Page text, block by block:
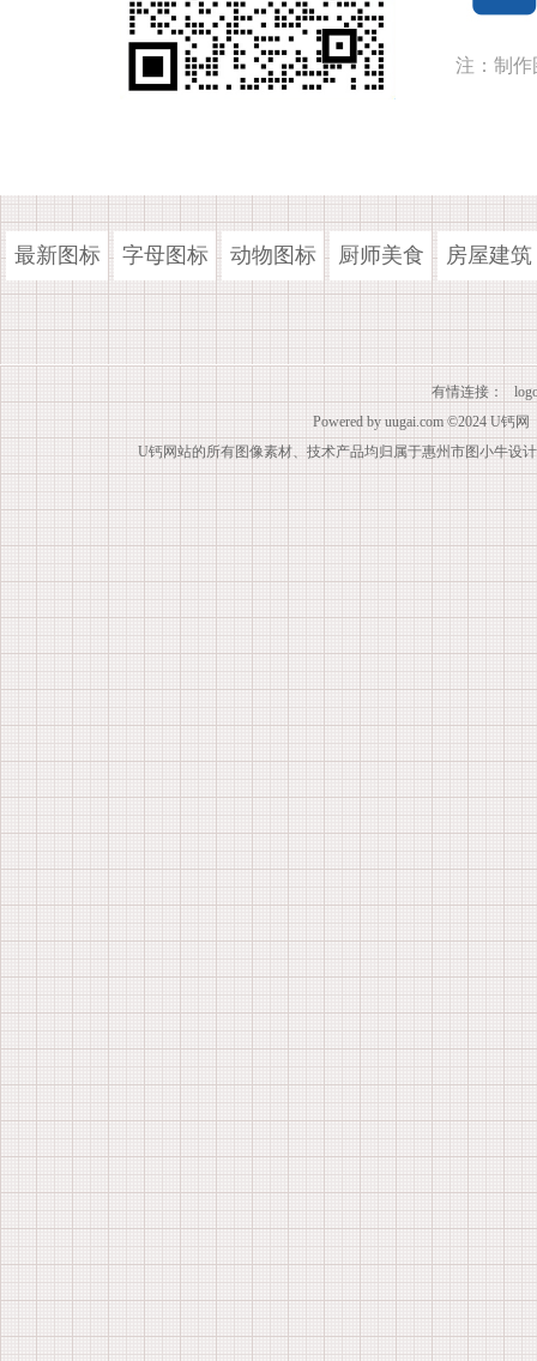
注：制作
最新图标 字母图标 动物图标 厨师美食 房屋建筑
有情连接：
Powered by uugai.com ©2024 U钙网
U钙网站的所有图像素材、技术产品均归属于惠州市图小牛设